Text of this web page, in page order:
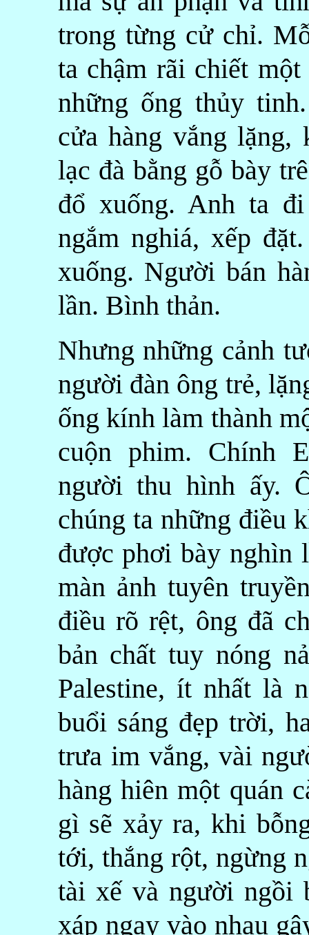
trong từng cử chỉ.
ta chậm rãi chiết
những ống thủy
cửa hàng vắng
lạc đà bằng gỗ bày
đổ xuống. Anh ta
ngắm nghiá, xếp
xuống. Người bán
lần. Bình thản.
Nhưng những cảnh
người đàn ông trẻ,
ống kính làm thành
cuộn phim. Chính
người thu hình ấy.
chúng ta những điều
được phơi bày nghìn
màn ảnh tuyên
điều rõ rệt, ông đã
bản chất tuy nóng
Palestine, ít nhất là
buổi sáng đẹp trời,
trưa im vắng, vài
hàng hiên một quán
gì sẽ xảy ra, khi
tới, thắng rột, ngừng
tài xế và người ngồi
xáp ngay vào nhau